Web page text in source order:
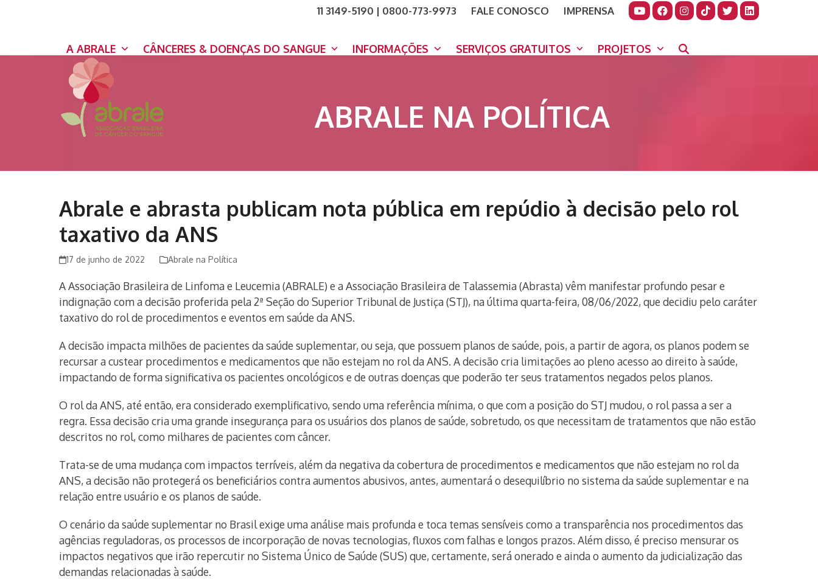
11 3149-5190 | 0800-773-9973 FALE CONOSCO
IMPRENSA
A ABRALE CÂNCERES & DOENÇAS DO SANGUE INFORMAÇÕES SERVIÇOS GRATUITOS PROJETOS
ABRALE NA POLÍTICA
Abrale e abrasta publicam nota pública em repúdio à decisão pelo rol
taxativo da ANS
17 de junho de 2022 Abrale na Política
A Associação Brasileira de Linfoma e Leucemia (ABRALE) e a Associação Brasileira de Talassemia (Abrasta) vêm manifestar profundo pesar e
indignação com a decisão proferida pela 2ª Seção do Superior Tribunal de Justiça (STJ), na última quarta-feira, 08/06/2022, que decidiu pelo caráter
taxativo do rol de procedimentos e eventos em saúde da ANS.
A decisão impacta milhões de pacientes da saúde suplementar, ou seja, que possuem planos de saúde, pois, a partir de agora, os planos podem se
recursar a custear procedimentos e medicamentos que não estejam no rol da ANS. A decisão cria limitações ao pleno acesso ao direito à saúde,
impactando de forma significativa os pacientes oncológicos e de outras doenças que poderão ter seus tratamentos negados pelos planos.
O rol da ANS, até então, era considerado exemplificativo, sendo uma referência mínima, o que com a posição do STJ mudou, o rol passa a ser a
regra. Essa decisão cria uma grande insegurança para os usuários dos planos de saúde, sobretudo, os que necessitam de tratamentos que não estão
descritos no rol, como milhares de pacientes com câncer.
Trata-se de uma mudança com impactos terríveis, além da negativa da cobertura de procedimentos e medicamentos que não estejam no rol da
ANS, a decisão não protegerá os beneficiários contra aumentos abusivos, antes, aumentará o desequilíbrio no sistema da saúde suplementar e na
relação entre usuário e os planos de saúde.
O cenário da saúde suplementar no Brasil exige uma análise mais profunda e toca temas sensíveis como a transparência nos procedimentos das
agências reguladoras, os processos de incorporação de novas tecnologias, fluxos com falhas e longos prazos. Além disso, é preciso mensurar os
impactos negativos que irão repercutir no Sistema Único de Saúde (SUS) que, certamente, será onerado e ainda o aumento da judicialização das
demandas relacionadas à saúde.